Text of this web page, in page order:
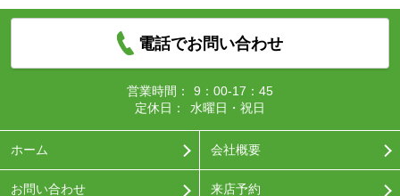
電話でお問い合わせ
営業時間：
9：00-17：45
定休日：
水曜日・祝日
ホーム 会社概要
お問い合わせ 来店予約